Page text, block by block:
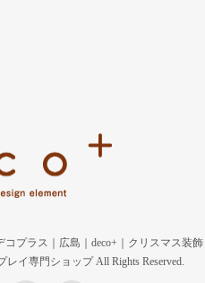
プラス｜広島｜deco+｜クリスマス装飾
イ専門ショップ All Rights Reserved.